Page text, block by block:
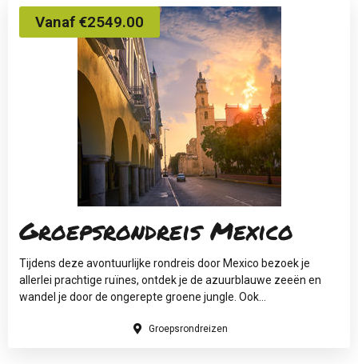
Groepsrondreis Mexico
Tijdens deze avontuurlijke rondreis door Mexico bezoek je
allerlei prachtige ruïnes, ontdek je de azuurblauwe zeeën en
wandel je door de ongerepte groene jungle. Ook...
Vanaf €2549.00
Groepsrondreizen